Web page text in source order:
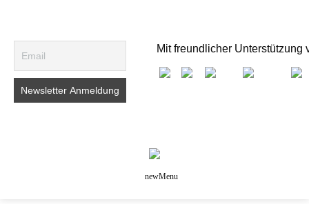
Mit freundlicher Unterstützung
newMenu